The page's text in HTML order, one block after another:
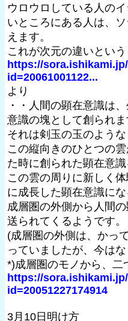
ウロウロしている人の
いところにある人は、
えます。
これが次元の違いという
https://
id=20061001122...
より
・・人間の顕在意識は
意識の塊として創られま
それは剣玉の玉のような
この縦向きのひとつの
た時に創られた顕在意識
この雲の周りに新しく
に成長した顕在意識に
成層圏の外側から人間
送られてくるようです。
(成層圏の外側は、かっ
っていましたが、今は
*)成層圏のモノから、二
https://
id=20051227174914
3月10日明け方